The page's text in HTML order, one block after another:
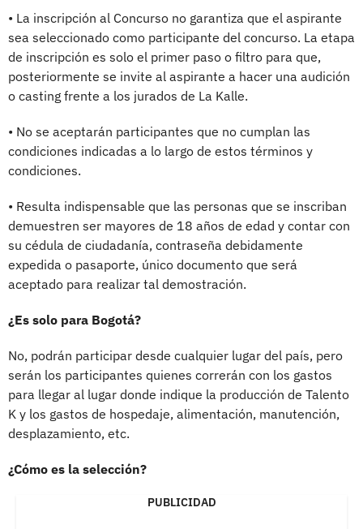
• La inscripción al Concurso no garantiza que el aspirante
sea seleccionado como participante del concurso. La etapa
de inscripción es solo el primer paso o filtro para que,
posteriormente se invite al aspirante a hacer una audición
o casting frente a los jurados de La Kalle.
• No se aceptarán participantes que no cumplan las
condiciones indicadas a lo largo de estos términos y
condiciones.
• Resulta indispensable que las personas que se inscriban
demuestren ser mayores de 18 años de edad y contar con
su cédula de ciudadanía, contraseña debidamente
expedida o pasaporte, único documento que será
aceptado para realizar tal demostración.
¿Es solo para Bogotá?
No, podrán participar desde cualquier lugar del país, pero
serán los participantes quienes correrán con los gastos
para llegar al lugar donde indique la producción de Talento
K y los gastos de hospedaje, alimentación, manutención,
desplazamiento, etc.
¿Cómo es la selección?
PUBLICIDAD